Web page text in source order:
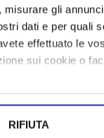
misurare gli
dati e per quali
effettuato le
sui cookie o
vorremmo
il tuo
RIFIUTA
gaimo
38
-40% € 57.00